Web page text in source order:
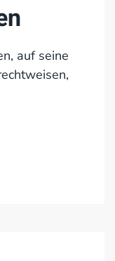
auf seine